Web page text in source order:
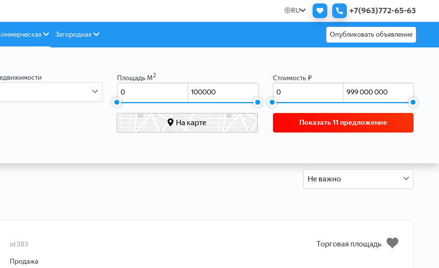
RU +7(963)772-65-63
Загородная Опубликовать объявление
Площадь М2 Стоимость ₽
На карте Показать 11 предложение
Не важно
id:383
Продажа
Торговая площадь